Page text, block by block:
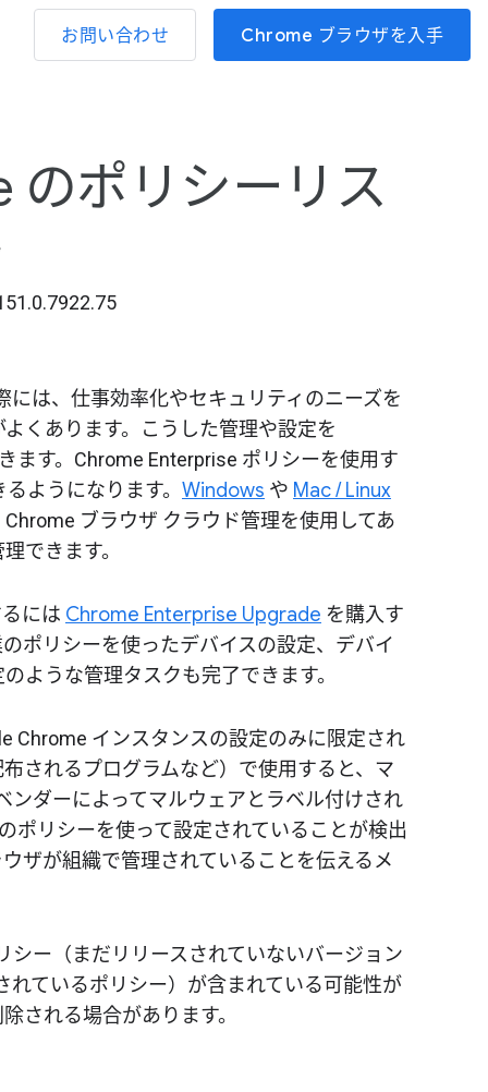
お問い合わせ Chrome ブラウザを入手
のポリシーリス
は、仕事効率化やセキュリティのニーズを
くあります。こうした管理や設定を
ます。Chrome Enterprise ポリシーを使用す
ようになります。 Windows や Mac / Linux
ブラウザ クラウド管理を使用してあ
できます。
には Chrome Enterprise Upgrade を購入す
ポリシーを使ったデバイスの設定、デバイ
ような管理タスクも完了できます。
Chrome インスタンスの設定のみに限定され
されるプログラムなど）で使用すると、マ
ンダーによってマルウェアとラベル付けされ
ポリシーを使って設定されていることが検出
ザが組織で管理されていることを伝えるメ
シー（まだリリースされていないバージョン
れているポリシー）が含まれている可能性が
される場合があります。